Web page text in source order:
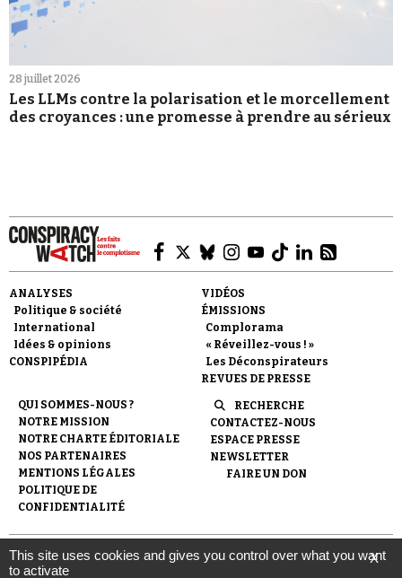
28 juillet 2026
Les LLMs contre la polarisation et le morcellement
des croyances : une promesse à prendre au sérieux
ANALYSES
Politique & société
International
Idées & opinions
CONSPIPÉDIA
VIDÉOS
ÉMISSIONS
Complorama
« Réveillez-vous ! »
Les Déconspirateurs
REVUES DE PRESSE
QUI SOMMES-NOUS ?
NOTRE MISSION
NOTRE CHARTE ÉDITORIALE
NOS PARTENAIRES
MENTIONS LÉGALES
POLITIQUE DE
CONFIDENTIALITÉ
RECHERCHE
CONTACTEZ-NOUS
ESPACE PRESSE
NEWSLETTER
FAIRE UN DON
© 2007-2026Conspiracy Watch| Une réalisation de
l'Observatoire du conspirationnisme (association loi de 1901) avec
X
This site uses cookies and gives you control over what you want
to activate